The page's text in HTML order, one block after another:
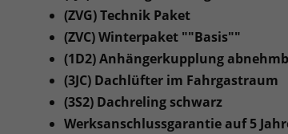
(ZVG) Technik Paket
(ZVC) Winterpaket ""Basis""
(1D2) Anhängerkupplung
(3JC) Dachlüfter im Fahrgastraum
(3S2) Dachreling schwarz
Werksanschlussgarantie auf 5